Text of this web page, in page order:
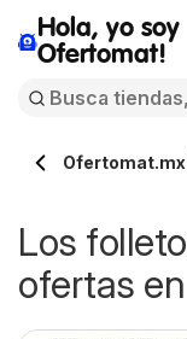
Hola, yo soy
Ofertomat!
Los
ofertas